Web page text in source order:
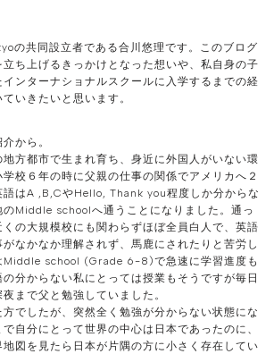
の共同設立者である合川悠理です。このブログ
ち上げるきっかけとなった想いや、私自身の子
ンターナショナルスクールに入学するまでの経
いきたいと思います。
から。
方都市で生まれ育ち、身近に外国人がいない環
校６年の時に父親の仕事の関係でアメリカへ２
語はA ,B,CやHello, Thank you程度しか分からな
のMiddle schoolへ通うことになりました。通っ
の大規模校にも関わらずほぼ全員白人で、英語
なかなか理解されず、馬鹿にされたりと苦労し
Middle school (Grade 6-8)で急速に学習進度も
分からない私にとっては授業もそうですが毎日
まで父と勉強していました。
でしたが、突然全く勉強が分からない状態にな
自分にとって世界の中心は日本であったのに、
図を見たら日本が片隅の方に小さく存在してい